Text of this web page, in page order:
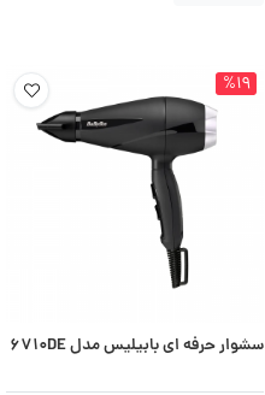
%19
سشوار حرفه ای بابیلیس مدل 6710DE